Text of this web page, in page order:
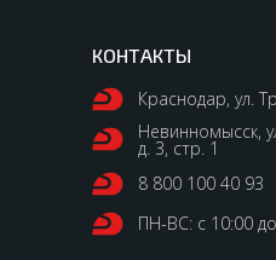
Краснодар, ул.
Невинномысск,
д. 3, стр. 1
8 800 100 40 93
ПН-ВС: с 10:00
КОНТАКТЫ